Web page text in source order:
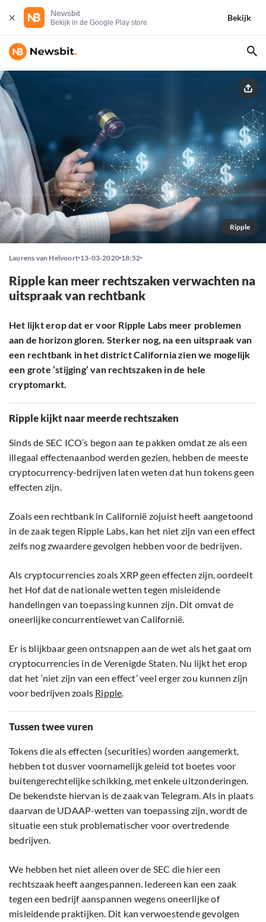
Newsbit
Bekijk in de Google Play store
Bekijk
Ripple
Laurens van Helvoort 13-03-2020 18:52
Ripple kan meer rechtszaken verwachten na
uitspraak van rechtbank
Het lijkt erop dat er voor Ripple Labs meer problemen
aan de horizon gloren. Sterker nog, na een uitspraak van
een rechtbank in het district California zien we mogelijk
een grote ‘stijging’ van rechtszaken in de hele
cryptomarkt.
Ripple kijkt naar meerde rechtszaken
Sinds de SEC ICO’s begon aan te pakken omdat ze als een
illegaal effectenaanbod werden gezien, hebben de meeste
cryptocurrency-bedrijven laten weten dat hun tokens geen
effecten zijn.
Zoals een rechtbank in Californië zojuist heeft aangetoond
in de zaak tegen Ripple Labs, kan het niet zijn van een effect
zelfs nog zwaardere gevolgen hebben voor de bedrijven.
Als cryptocurrencies zoals XRP geen effecten zijn, oordeelt
het Hof dat de nationale wetten tegen misleidende
handelingen van toepassing kunnen zijn. Dit omvat de
oneerlijke concurrentiewet van Californië.
Er is blijkbaar geen ontsnappen aan de wet als het gaat om
cryptocurrencies in de Verenigde Staten. Nu lijkt het erop
dat het ‘niet zijn van een effect’ veel erger zou kunnen zijn
voor bedrijven zoals Ripple.
Tussen twee vuren
Tokens die als effecten (securities) worden aangemerkt,
hebben tot dusver voornamelijk geleid tot boetes voor
buitengerechtelijke schikking, met enkele uitzonderingen.
De bekendste hiervan is de zaak van Telegram. Als in plaats
daarvan de UDAAP-wetten van toepassing zijn, wordt de
situatie een stuk problematischer voor overtredende
bedrijven.
We hebben het niet alleen over de SEC die hier een
rechtszaak heeft aangespannen. Iedereen kan een zaak
tegen een bedrijf aanspannen wegens oneerlijke of
misleidende praktijken. Dit kan verwoestende gevolgen